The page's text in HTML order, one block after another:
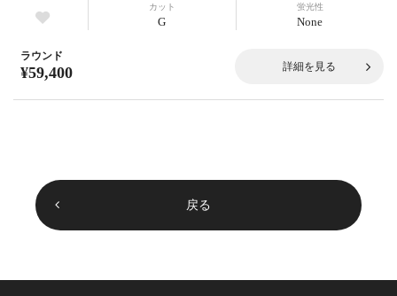
カット
G
蛍光性
None
ラウンド
¥59,400 詳細を見る
戻る